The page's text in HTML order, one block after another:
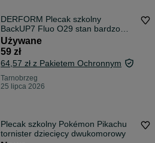
DERFORM Plecak szkolny
BackUP7 Fluo O29 stan bardzo
dobry! Piórnik gratis!
Używane
59 zł
64,57 zł z Pakietem Ochronnym
Tarnobrzeg
25 lipca 2026
Plecak szkolny Pokémon Pikachu
tornister dziecięcy dwukomorowy